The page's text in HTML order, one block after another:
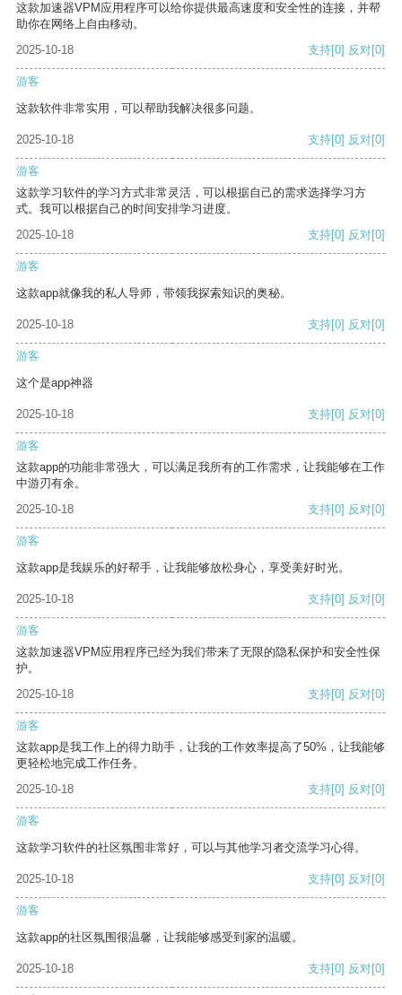
这款加速器VPM应用程序可以给你提供最高速度和安全性的连接，并帮
助你在网络上自由移动。
2025-10-18
支持[0] 反对[0]
游客
这款软件非常实用，可以帮助我解决很多问题。
2025-10-18 支持[0] 反对[0]
游客
这款学习软件的学习方式非常灵活，可以根据自己的需求选择学习方
式。我可以根据自己的时间安排学习进度。
2025-10-18
支持[0] 反对[0]
游客
这款app就像我的私人导师，带领我探索知识的奥秘。
2025-10-18 支持[0] 反对[0]
游客
这个是app神器
2025-10-18 支持[0] 反对[0]
游客
这款app的功能非常强大，可以满足我所有的工作需求，让我能够在工作
中游刃有余。
2025-10-18
支持[0] 反对[0]
游客
这款app是我娱乐的好帮手，让我能够放松身心，享受美好时光。
2025-10-18 支持[0] 反对[0]
游客
这款加速器VPM应用程序已经为我们带来了无限的隐私保护和安全性保
护。
2025-10-18
支持[0] 反对[0]
游客
这款app是我工作上的得力助手，让我的工作效率提高了50%，让我能够
更轻松地完成工作任务。
2025-10-18
支持[0] 反对[0]
游客
这款学习软件的社区氛围非常好，可以与其他学习者交流学习心得。
2025-10-18 支持[0] 反对[0]
游客
这款app的社区氛围很温馨，让我能够感受到家的温暖。
2025-10-18 支持[0] 反对[0]